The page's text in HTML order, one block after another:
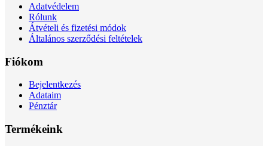
Adatvédelem
Rólunk
Átvételi és fizetési módok
Általános szerződési feltételek
Fiókom
Bejelentkezés
Adataim
Pénztár
Termékeink